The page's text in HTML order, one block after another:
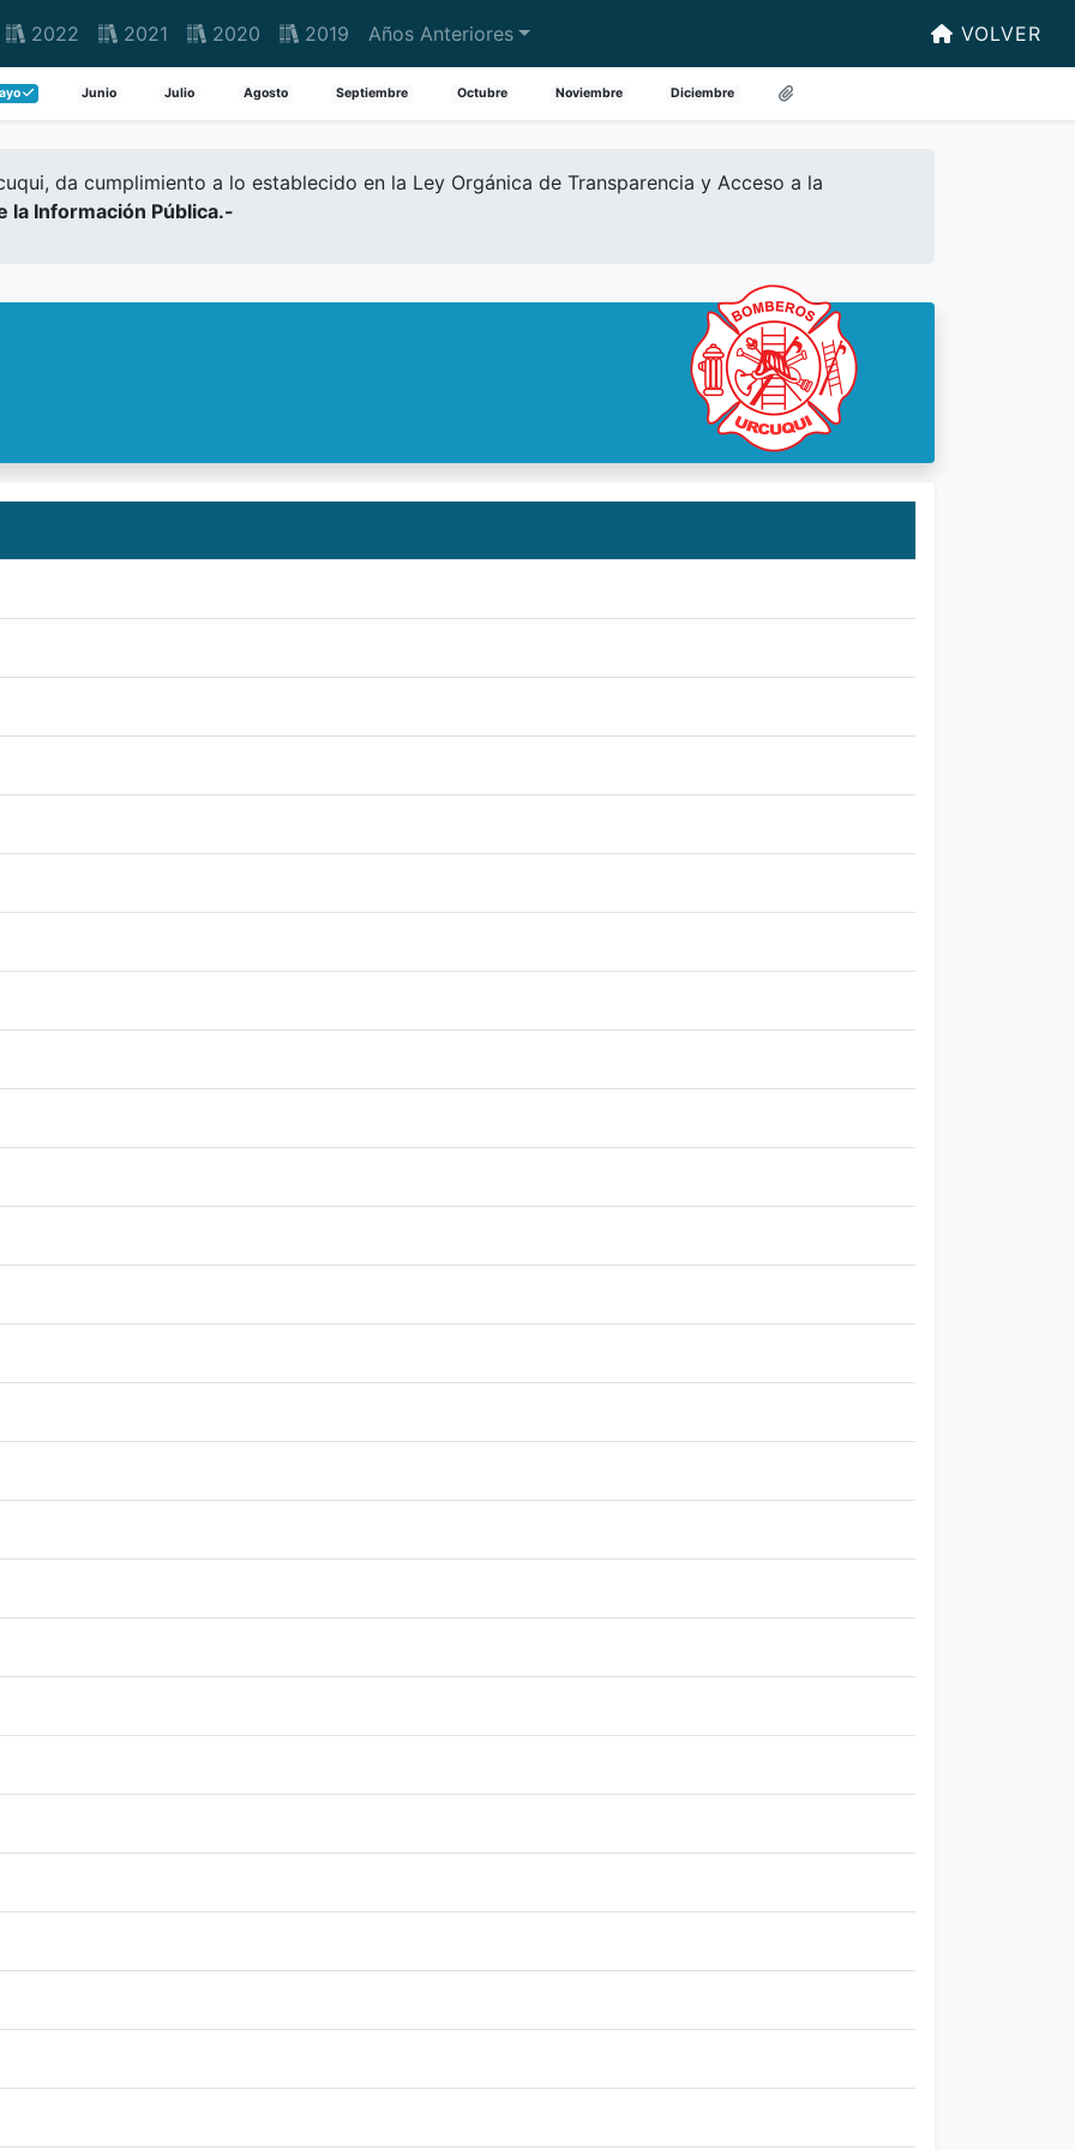
2022 2021 2020 2019 Años Anteriores VOLVER
Junio Julio Agosto Septiembre Octubre Noviembre Diciembre
da cumplimiento a lo establecido en la Ley Orgánica de Transparencia y Acceso a la
la Información Pública.-